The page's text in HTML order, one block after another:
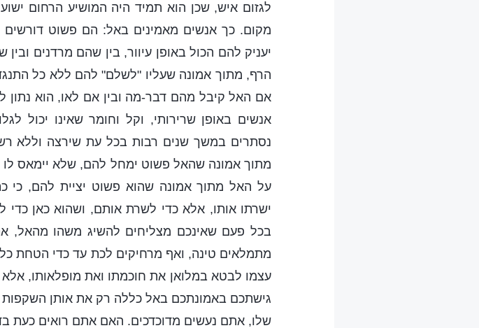
לגזום איש, שכן הוא תמיד היה המושיע הרחום
מקום. כך אנשים מאמינים באל: הם פשוט
יעניק להם הכול באופן עיוור, בין שהם מרדנים
הרף, מתוך אמונה שעליו "לשלם" להם ללא כל
אם האל קיבל מהם דבר-מה ובין אם לאו, הוא נתון
אנשים באופן שרירותי, וקל וחומר שאינו יכול
נסתרים במשך שנים רבות בכל עת שירצה וללא
מתוך אמונה שהאל פשוט ימחל להם, שלא יימאס
על האל מתוך אמונה שהוא פשוט יציית להם, כי
ישרתו אותו, אלא כדי לשרת אותם, ושהוא כאן
בכל פעם שאינכם מצליחים להשיג משהו מהאל,
מתמלאים טינה, ואף מרחיקים לכת עד כדי הטחת
עצמו לבטא במלואן את חוכמתו ואת מופלאותו, אלא
גישתכם באמונתכם באל כללה רק את אותן
שלו, אתם נעשים מדוכדכים. האם אתם רואים כעת